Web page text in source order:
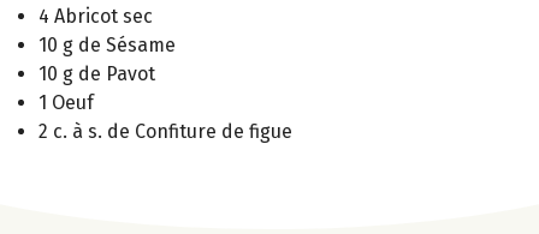
4 Abricot sec
10 g de Sésame
10 g de Pavot
1 Oeuf
2 c. à s. de Confiture de figue